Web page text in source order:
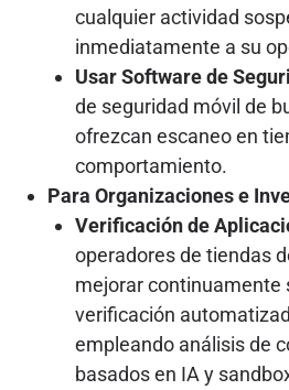
cualquier actividad
inmediatamente a su
Usar Software de
de seguridad móvil de
ofrezcan escaneo en
comportamiento.
Para Organizaciones e
Verificación de
operadores de tiendas
mejorar continuamente
verificación
empleando análisis de
basados en IA y